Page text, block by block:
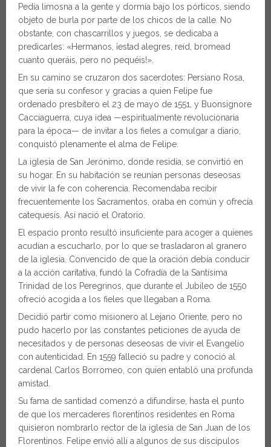
Pedía limosna a la gente y dormía bajo los pórticos, siendo
objeto de burla por parte de los chicos de la calle. No
obstante, con chascarrillos y juegos, se dedicaba a
predicarles: «Hermanos, ¡estad alegres, reíd, bromead
cuanto queráis, pero no pequéis!».
En su camino se cruzaron dos sacerdotes: Persiano Rosa,
que sería su confesor y gracias a quien Felipe fue
ordenado presbítero el 23 de mayo de 1551, y Buonsignore
Cacciaguerra, cuya idea —espiritualmente revolucionaria
para la época— de invitar a los fieles a comulgar a diario,
conquistó plenamente el alma de Felipe.
La iglesia de San Jerónimo, donde residía, se convirtió en
su hogar. En su habitación se reunían personas deseosas
de vivir la fe con coherencia. Recomendaba recibir
frecuentemente los Sacramentos, oraba en común y ofrecía
catequesis. Así nació el Oratorio.
El espacio pronto resultó insuficiente para acoger a quienes
acudían a escucharlo, por lo que se trasladaron al granero
de la iglesia. Convencido de que la oración debía conducir
a la acción caritativa, fundó la Cofradía de la Santísima
Trinidad de los Peregrinos, que durante el Jubileo de 1550
ofreció acogida a los fieles que llegaban a Roma.
Decidió partir como misionero al Lejano Oriente, pero no
pudo hacerlo por las constantes peticiones de ayuda de
necesitados y de personas deseosas de vivir el Evangelio
con autenticidad. En 1559 falleció su padre y conoció al
cardenal Carlos Borromeo, con quien entabló una profunda
amistad.
Su fama de santidad comenzó a difundirse, hasta el punto
de que los mercaderes florentinos residentes en Roma
quisieron nombrarlo rector de la iglesia de San Juan de los
Florentinos. Felipe envió allí a algunos de sus discípulos